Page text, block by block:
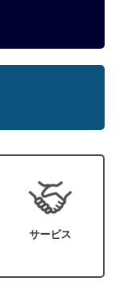
サービス